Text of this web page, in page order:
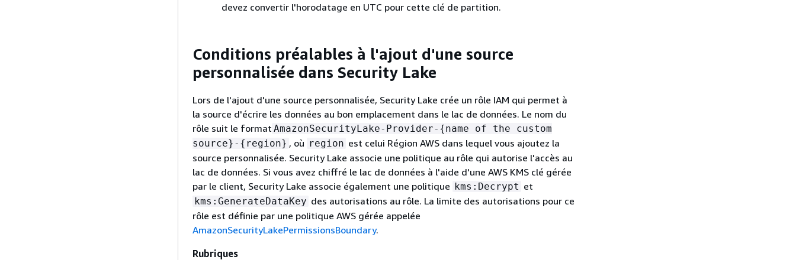
devez convertir l'horodatage en UTC pour cette clé de partition.
Conditions préalables à l'ajout d'une source
personnalisée dans Security Lake
Lors de l'ajout d'une source personnalisée, Security Lake crée un rôle IAM qui permet à
la source d'écrire les données au bon emplacement dans le lac de données. Le nom du
rôle suit le format AmazonSecurityLake-Provider- {name of the custom
source}- { region} , où region est celui Région AWS dans lequel vous ajoutez la
source personnalisée. Security Lake associe une politique au rôle qui autorise l'accès au
lac de données. Si vous avez chiffré le lac de données à l'aide d'une AWS KMS clé gérée
par le client, Security Lake associe également une politique kms:Decrypt et
kms:GenerateDataKey des autorisations au rôle. La limite des autorisations pour ce
rôle est définie par une politique AWS gérée appelée
AmazonSecurityLakePermissionsBoundary.
Rubriques